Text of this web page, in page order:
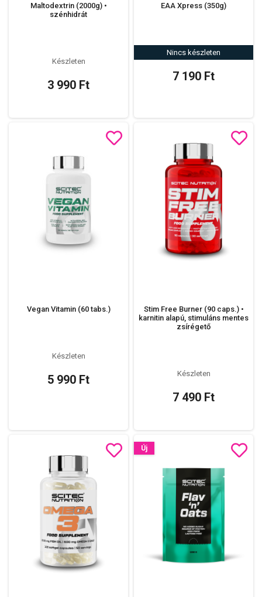
Maltodextrin (2000g) •
szénhidrát
Készleten
3 990 Ft
EAA Xpress (350g)
Nincs készleten
7 190 Ft
Vegan Vitamin (60 tabs.)
Készleten
5 990 Ft
Stim Free Burner (90 caps.) •
karnitin alapú, stimuláns mentes
zsírégető
Készleten
7 490 Ft
Új